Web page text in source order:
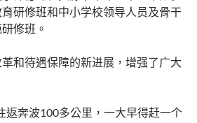
研修班和中小学校领导人员及骨干
修班。
和待遇保障的新进展，增强了广大
返奔波100多公里，一大早得赶一个